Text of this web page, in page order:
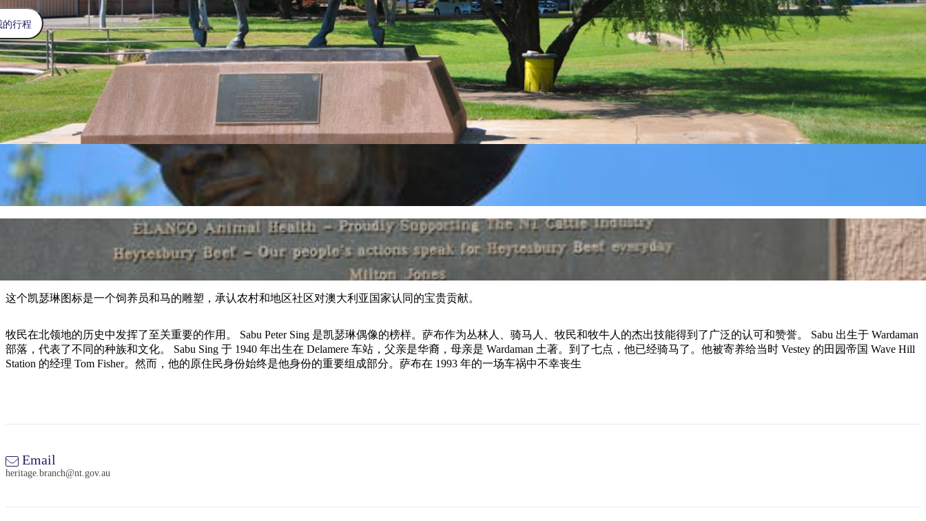
的行程
这个凯瑟琳图标是一个饲养员和马的雕塑，承认农村和地区社区对澳大利亚国家认同的宝贵贡献。
牧民在北领地的历史中发挥了至关重要的作用。 Sabu Peter Sing 是凯瑟琳偶像的榜样。萨布作为丛林人、骑马人、牧民和牧牛人的杰出技能得到了广泛的认可和赞誉。 Sabu 出生于 Wardaman
部落，代表了不同的种族和文化。 Sabu Sing 于 1940 年出生在 Delamere 车站，父亲是华裔，母亲是 Wardaman 土著。到了七点，他已经骑马了。他被寄养给当时 Vestey 的田园帝国 Wave Hill
Station 的经理 Tom Fisher。然而，他的原住民身份始终是他身份的重要组成部分。萨布在 1993 年的一场车祸中不幸丧生
Email
heritage.branch@nt.gov.au